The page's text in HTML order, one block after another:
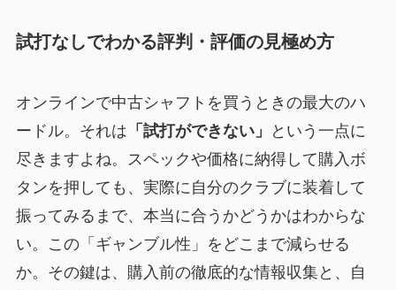
試打なしでわかる評判・評価の見極め方
オンラインで中古シャフトを買うときの最大のハ
ードル。それは 「試打ができない」
という一点に
尽きますよね。スペックや価格に納得して購入ボ
タンを押しても、実際に自分のクラブに装着して
振ってみるまで、本当に合うかどうかはわからな
い。この「ギャンブル性」をどこまで減らせる
か。その鍵は、購入前の徹底的な情報収集と、自